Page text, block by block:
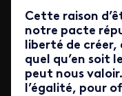
Cette raison
notre pacte
liberté de créer,
quel qu’en soit
peut nous
l’égalité, pour